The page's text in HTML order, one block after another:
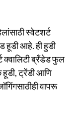
स्वेटशर्ट
हूडी आहे. ही हुडी
क्वालिटी ब्रँडेड फुल
ट्रेंडी आणि
वापरू